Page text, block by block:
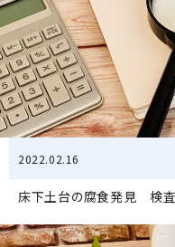
2022.02.16
床下土台の腐食発見 検